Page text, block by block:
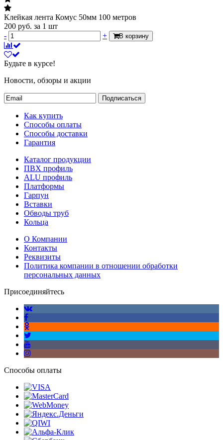
Клейкая лента Комус 50мм 100 метров
200 руб. за 1 шт
-
+ В корзину
Будьте в курсе!
Новости, обзоры и акции
Подписаться
Как купить
Способы оплаты
Способы доставки
Гарантия
Каталог продукции
ПВХ профиль
ALU профиль
Платформы
Гарпун
Вставки
Обводы труб
Кольца
О Компании
Контакты
Реквизиты
Политика компании в отношении обработки
персональных данных
Присоединяйтесь
Способы оплаты